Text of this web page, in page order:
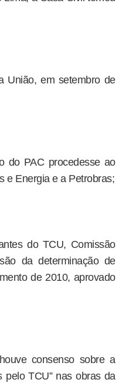
União, em setembro de
do PAC procedesse ao
e Energia e a Petrobras;
do TCU, Comissão
da determinação de
de 2010, aprovado
consenso sobre a
pelo TCU” nas obras da